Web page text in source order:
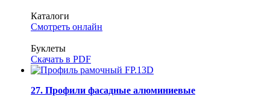
Каталоги
Смотреть онлайн
Буклеты
Скачать в PDF
27. Профили фасадные алюминиевые